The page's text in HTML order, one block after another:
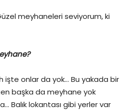
meyhaneleri seviyorum, ki
işte onlar da yok… Bu yakada bir
başka da meyhane yok
Balık lokantası gibi yerler var